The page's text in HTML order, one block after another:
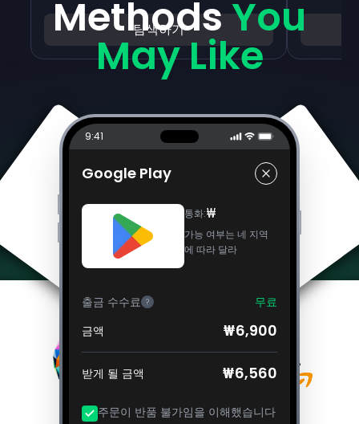
탐색하기
MethodsYou
May Like
9:41
Google Play
통화:₩
가능 여부는 네 지역
에 따라 달라
출금 수수료 ?
무료
금액
₩6,900
받게 될 금액 ₩6,560
주문이 반품 불가임을 이해했습니다